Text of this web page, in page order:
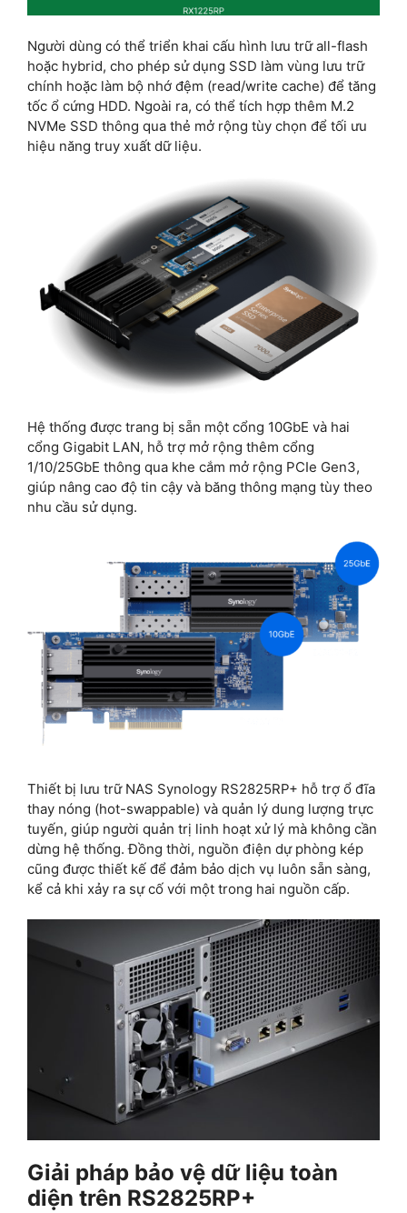
Người dùng có thể triển khai cấu hình lưu trữ all-flash
hoặc hybrid, cho phép sử dụng SSD làm vùng lưu trữ
chính hoặc làm bộ nhớ đệm (read/write cache) để tăng
tốc ổ cứng HDD. Ngoài ra, có thể tích hợp thêm M.2
NVMe SSD thông qua thẻ mở rộng tùy chọn để tối ưu
hiệu năng truy xuất dữ liệu.
Hệ thống được trang bị sẵn một cổng 10GbE và hai
cổng Gigabit LAN, hỗ trợ mở rộng thêm cổng
1/10/25GbE thông qua khe cắm mở rộng PCIe Gen3,
giúp nâng cao độ tin cậy và băng thông mạng tùy theo
nhu cầu sử dụng.
Thiết bị lưu trữ NAS Synology RS2825RP+ hỗ trợ ổ đĩa
thay nóng (hot-swappable) và quản lý dung lượng trực
tuyến, giúp người quản trị linh hoạt xử lý mà không cần
dừng hệ thống. Đồng thời, nguồn điện dự phòng kép
cũng được thiết kế để đảm bảo dịch vụ luôn sẵn sàng,
kể cả khi xảy ra sự cố với một trong hai nguồn cấp.
Giải pháp bảo vệ dữ liệu toàn
diện trên RS2825RP+